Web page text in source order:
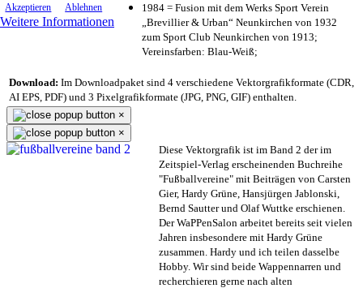
Akzeptieren Ablehnen
Weitere Informationen
1984 = Fusion mit dem Werks Sport Verein
„Brevillier & Urban“ Neunkirchen von 1932
zum Sport Club Neunkirchen von 1913;
Vereinsfarben: Blau-Weiß;
Download: Im Downloadpaket sind 4 verschiedene Vektorgrafikformate (CDR,
AI EPS, PDF) und 3 Pixelgrafikformate (JPG, PNG, GIF) enthalten.
×
×
Diese Vektorgrafik ist im Band 2 der im
Zeitspiel-Verlag erscheinenden Buchreihe
"Fußballvereine" mit Beiträgen von Carsten
Gier, Hardy Grüne, Hansjürgen Jablonski,
Bernd Sautter und Olaf Wuttke erschienen.
Der WaPPenSalon arbeitet bereits seit vielen
Jahren insbesondere mit Hardy Grüne
zusammen. Hardy und ich teilen dasselbe
Hobby. Wir sind beide Wappennarren und
recherchieren gerne nach alten